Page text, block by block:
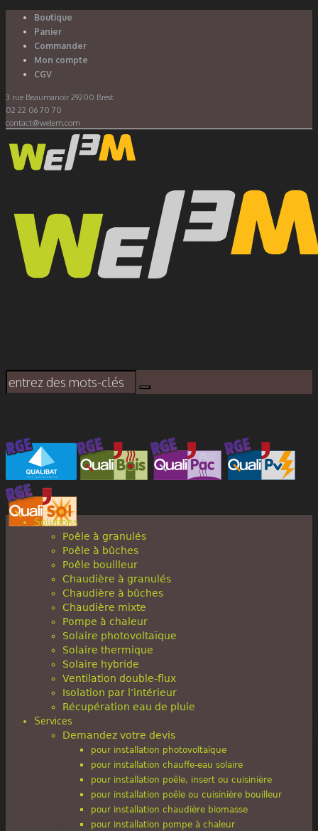
Boutique
Panier
Commander
Mon compte
CGV
3 rue Beaumanoir 29200 Brest
02 22 06 70 70
contact@welem.com
Solutions
Poêle à granulés
Poêle à bûches
Poêle bouilleur
Chaudière à granulés
Chaudière à bûches
Chaudière mixte
Pompe à chaleur
Solaire photovoltaïque
Solaire thermique
Solaire hybride
Ventilation double-flux
Isolation par l’intérieur
Récupération eau de pluie
Services
Demandez votre devis
pour installation photovoltaïque
pour installation chauffe-eau solaire
pour installation poêle, insert ou cuisinière
pour installation poêle ou cuisinière bouilleur
pour installation chaudière biomasse
pour installation pompe à chaleur